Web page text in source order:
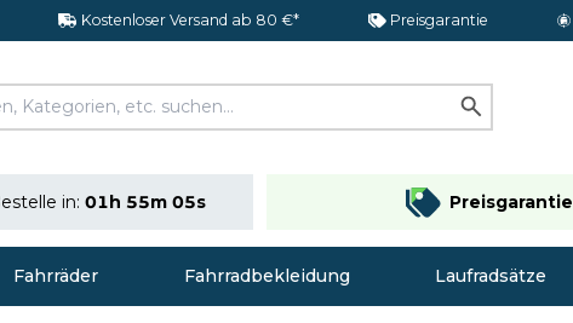
Kostenloser Versand ab 80 €* Preisgarantie
in:01h 55m 05s Preisgarantie
Fahrräder Fahrradbekleidung Laufradsätze